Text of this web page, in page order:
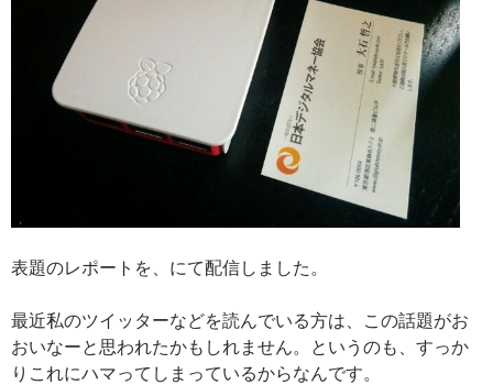
表題のレポートを、にて配信しました。
最近私のツイッターなどを読んでいる方は、この話題がお
おいなーと思われたかもしれません。というのも、すっか
りこれにハマってしまっているからなんです。